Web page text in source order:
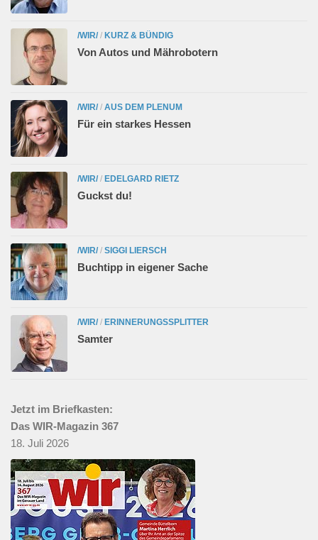
/WIR/ / KURZ & BÜNDIG
Von Autos und Mährobotern
/WIR/ / AUS DEM PLENUM
Für ein starkes Hessen
/WIR/ / EDELGARD RIETZ
Guckst du!
/WIR/ / SIGGI LIERSCH
Buchtipp in eigener Sache
/WIR/ / ERINNERUNGSSPLITTER
Samter
Jetzt im Briefkasten:
Das WIR-Magazin 367
18. Juli 2026